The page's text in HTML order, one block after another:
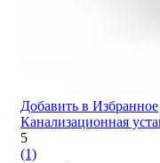
Добавить в Избранное
Канализационная
5
(1)